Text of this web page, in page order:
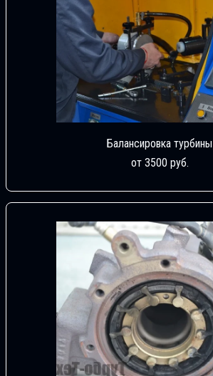
Балансировка турбины
от 3500 руб.